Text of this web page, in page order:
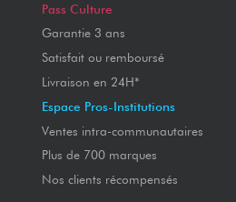
Pass Culture
Garantie 3 ans
Satisfait ou remboursé
Livraison en 24H*
Espace Pros-Institutions
Ventes intra-communautaires
Plus de 700 marques
Nos clients récompensés